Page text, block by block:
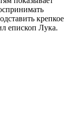
крепкое
епископ Лука.